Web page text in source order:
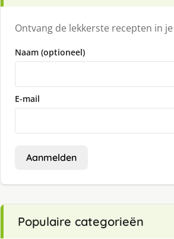
Ontvang de lekkerste recepten in
Naam (optioneel)
E-mail
Aanmelden
Populaire categorieën